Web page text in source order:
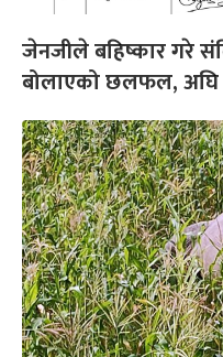
जेनजीले बहिष्कार गरे
बोलाएको छलफल, अघि